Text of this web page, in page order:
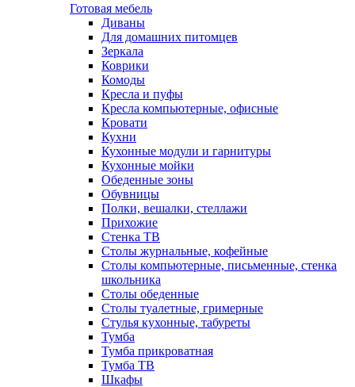
Готовая мебель
Диваны
Для домашних питомцев
Зеркала
Коврики
Комоды
Кресла и пуфы
Кресла компьютерные, офисные
Кровати
Кухни
Кухонные модули и гарнитуры
Кухонные мойки
Обеденные зоны
Обувницы
Полки, вешалки, стеллажи
Прихожие
Стенка ТВ
Столы журнальные, кофейные
Столы компьютерные, письменные, стенка
школьника
Столы обеденные
Столы туалетные, гримерные
Стулья кухонные, табуреты
Тумба
Тумба прикроватная
Тумба ТВ
Шкафы